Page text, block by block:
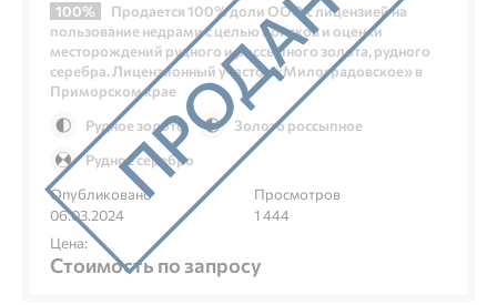
100%
Продается 100% доли ООО с лицензией на
пользование недрами с целью поисков и оценки
месторождений рудного и россыпного золота, рудного
серебра. Лицензионный участок «Милоградовское» в
Приморском крае
Рудное золото
Золото россыпное
Рудное серебро
Опубликовано
06.03.2024
Просмотров
1 444
Цена:
Стоимость по запросу